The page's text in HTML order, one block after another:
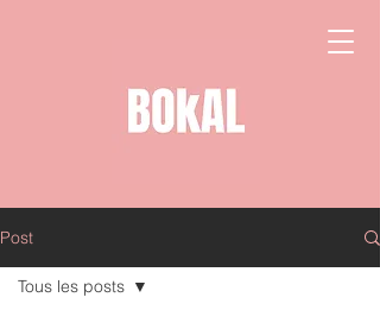
Post
Tous les posts